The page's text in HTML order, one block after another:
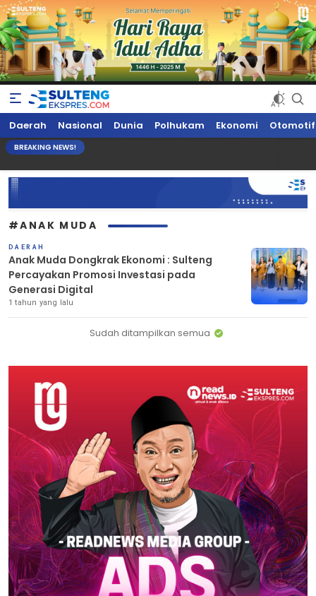
Sultengekspres.com
Berita Seputar Sulteng Hari Ini, Update Terkini, Suaranya Rakyat
Sulteng
Daerah Nasional Dunia Polhukam Ekonomi Otomotif
BREAKING NEWS!
#ANAK MUDA
DAERAH
Anak Muda Dongkrak Ekonomi : Sulteng
Percayakan Promosi Investasi pada
Generasi Digital
1 tahun yang lalu
Sudah ditampilkan semua